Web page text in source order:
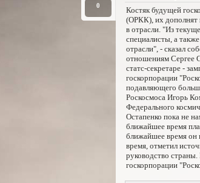
0
Костяк будущей
(ОРКК), их дополнят
в отрасли. "Из
специалисты, а
отрасли", - сказал
отношениям Сергее
статс-секретаре -
госкорпорации
подавляющего
Роскосмоса Игорь
Федерального
Остапенко пока не
ближайшее время
ближайшее время он
время, отметил
руководство
госкорпорации